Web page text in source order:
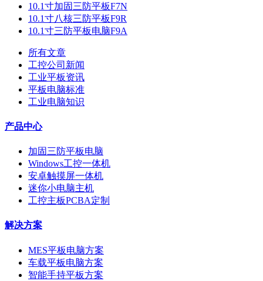
10.1寸加固三防平板F7N
10.1寸八核三防平板F9R
10.1寸三防平板电脑F9A
所有文章
工控公司新闻
工业平板资讯
平板电脑标准
工业电脑知识
产品中心
加固三防平板电脑
Windows工控一体机
安卓触摸屏一体机
迷你小电脑主机
工控主板PCBA定制
解决方案
MES平板电脑方案
车载平板电脑方案
智能手持平板方案